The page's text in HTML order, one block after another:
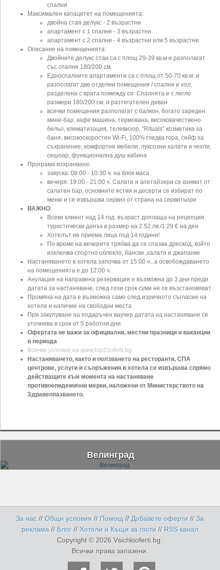
спални
Максимален капацитет на помещенията:
двойна стая делукс - 2 възрастни
апартамент с 1 спалня - 3 възрастни.
апартамент с 2 спални - 4 възрастни или 5 възрастни.
Описание на помещенията:
Двойните делукс стаи са с площ 29-39 кв.м и разполагат
със спалня 180/200 см.
Едноспалните апартаменти са с площ от 50-70 кв.м. и
разполагат две отделни помещения / спалня и хол,
разделени с врата помежду си. Спалнята е с легло
размери 180/200 см. и разтегателен диван
всички помещения разполагат с балкон, богато зареден
мини-бар, кафе машина, термокана, висококачествено
бельо, климатизация, телевизор, "Rituals” козметика за
баня, високоскоростен Wi-Fi, 100% гледка гора, сейф за
съхранение, комфортни мебели, луксозни халати и чехли,
сешоар, функционална душ кабина
Програма изхранване:
закуска: 08:00 - 10:30 ч. на блок маса
вечеря: 19:00 - 21:00 ч. Салати и апетайзери се взимат от
салатен бар, основните ястия и десерти се избират по
меню и се извършва сервиз от страна на сервитьори
ВАЖНО:
Всеки клиент над 14 год. възраст доплаща на рецепция
туристически данък в размер на 2.52 лв./1.29 € на ден
Хотелът не приема лица под 14 години!
По време на вечерите трябва да се спазва дрескод, който
изключва спортно облекло, бански ,халати и джапанки
Настаняването в хотела започва от 15:00 ч., а освобождаването
на помещенията е до 12:00 ч.
Анулация на направена резервация е възможна до 3 дни преди
датата за настаняване, след този срок суми не се възстановяват
Промяна на дата е възможна само след изричното съгласие на
хотела и наличие на свободни места
При закупуване на подаръчен ваучер датата на настаняване се
уточнява в срок от 5 работни дни
Офертата не важи за официални, местни празници и ваканции
в периода
Всички условия на www.top20oferti.bg
Настаняването, както и ползването на ресторанти, СПА
центрове, услуги и съоръжения в хотела се извършва спрямо
действащите към момента на настаняване
противоепидемични мерки, наложени от Министерството на
Здравеопазването.
Велинград
За нас //Общи условия // Помощ //Добавете оферти//За
реклама // Блог //Хотели и Къщи за гости // RSS канал
Copyright © 2026 Vsichkioferti.bg.
Всички права запазени.